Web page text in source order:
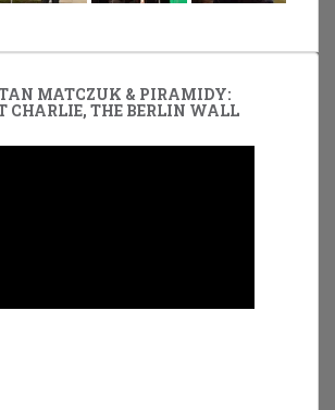
MATCZUK & PIRAMIDY:
CHARLIE, THE BERLIN WALL